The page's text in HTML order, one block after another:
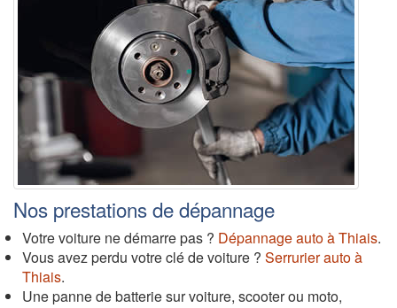
Nos prestations de dépannage
Votre voiture ne démarre pas ? Dépannage auto à Thiais.
Vous avez perdu votre clé de voiture ? Serrurier auto à
Thiais.
Une panne de batterie sur voiture, scooter ou moto,